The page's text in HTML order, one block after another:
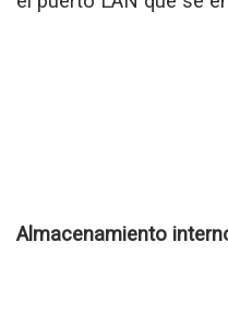
Almacenamiento